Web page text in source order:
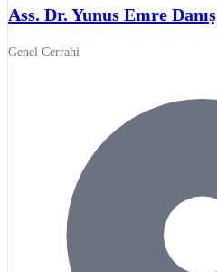
Ass. Dr. Yunus Emre Danış
Genel Cerrahi